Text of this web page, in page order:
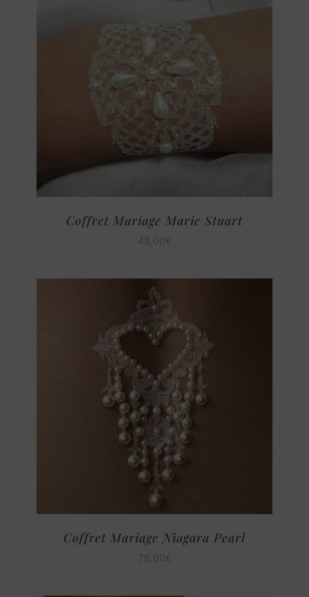
Coffret Mariage Marie Stuart
48,00€
Coffret Mariage Niagara Pearl
76,00€